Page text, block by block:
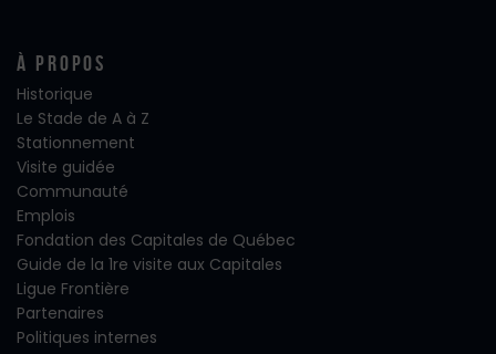
À propos
Historique
Le Stade de A à Z
Stationnement
Visite guidée
Communauté
Emplois
Fondation des Capitales de Québec
Guide de la 1re visite aux Capitales
Ligue Frontière
Partenaires
Politiques internes